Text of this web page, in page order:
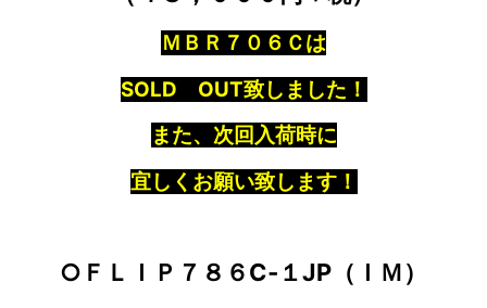
ＭＢＲ７０６Ｃは
SOLD OUT致しました！
また、次回入荷時に
宜しくお願い致します！
○ＦＬＩＰ７８６C‐１JP（ＩＭ）